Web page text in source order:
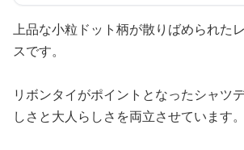
上品な小粒ドット柄が散りばめられた
スです。
リボンタイがポイントとなったシャツ
しさと大人らしさを両立させています。